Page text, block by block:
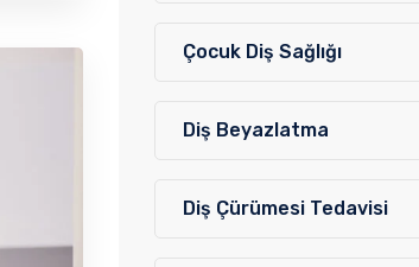
Çocuk Diş Sağlığı
Diş Beyazlatma
Diş Çürümesi Tedavisi